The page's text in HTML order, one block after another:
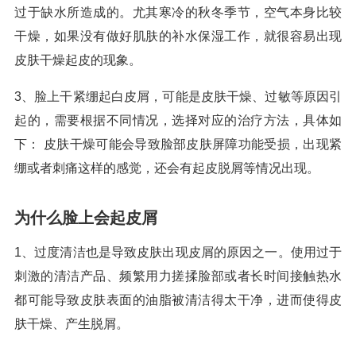
过于缺水所造成的。尤其寒冷的秋冬季节，空气本身比较
干燥，如果没有做好肌肤的补水保湿工作，就很容易出现
皮肤干燥起皮的现象。
3、脸上干紧绷起白皮屑，可能是皮肤干燥、过敏等原因引
起的，需要根据不同情况，选择对应的治疗方法，具体如
下： 皮肤干燥可能会导致脸部皮肤屏障功能受损，出现紧
绷或者刺痛这样的感觉，还会有起皮脱屑等情况出现。
为什么脸上会起皮屑
1、过度清洁也是导致皮肤出现皮屑的原因之一。使用过于
刺激的清洁产品、频繁用力搓揉脸部或者长时间接触热水
都可能导致皮肤表面的油脂被清洁得太干净，进而使得皮
肤干燥、产生脱屑。